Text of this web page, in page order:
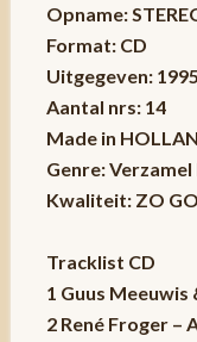
Opname:
Format: CD
Uitgegeven: 1995
Aantal nrs: 14
Made in
Genre:
Kwaliteit: ZO
Tracklist CD
1 Guus Meeuwis
2 René Froger –